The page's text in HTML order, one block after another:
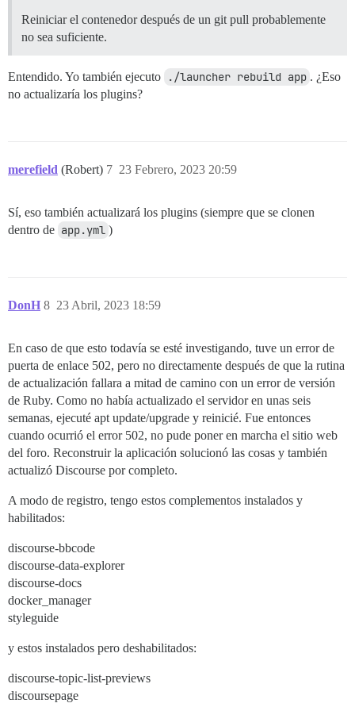
Reiniciar el contenedor después de un git pull probablemente
no sea suficiente.
Entendido. Yo también ejecuto ./launcher rebuild app . ¿Eso
no actualizaría los plugins?
merefield (Robert) 23 Febrero, 2023 20:59
7
Sí, eso también actualizará los plugins (siempre que se clonen
dentro de app.yml )
DonH 23 Abril, 2023 18:59
8
En caso de que esto todavía se esté investigando, tuve un error de
puerta de enlace 502, pero no directamente después de que la rutina
de actualización fallara a mitad de camino con un error de versión
de Ruby. Como no había actualizado el servidor en unas seis
semanas, ejecuté apt update/upgrade y reinicié. Fue entonces
cuando ocurrió el error 502, no pude poner en marcha el sitio web
del foro. Reconstruir la aplicación solucionó las cosas y también
actualizó Discourse por completo.
A modo de registro, tengo estos complementos instalados y
habilitados:
discourse-bbcode
discourse-data-explorer
discourse-docs
docker_manager
styleguide
y estos instalados pero deshabilitados:
discourse-topic-list-previews
discoursepage